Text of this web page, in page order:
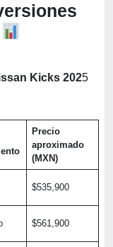
Kicks 2025
Precio
aproximado
(MXN)
$535,900
$561,900